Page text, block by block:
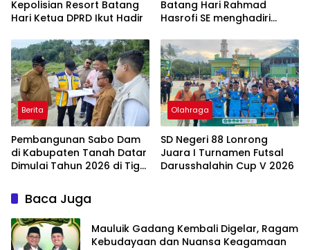
Kepolisian Resort Batang
Hari ‎Ketua DPRD Ikut Hadir
Batang Hari Rahmad
Hasrofi SE menghadiri
Bank Jambi
Berita
Pembangunan Sabo Dam
di Kabupaten Tanah Datar
Dimulai Tahun 2026 di Tiga
Olahraga
SD Negeri 88 Lonrong
Juara I Turnamen Futsal
Darusshalahin Cup V 2026
Baca Juga
Mauluik Gadang Kembali Digelar, Ragam
Kebudayaan dan Nuansa Keagamaan